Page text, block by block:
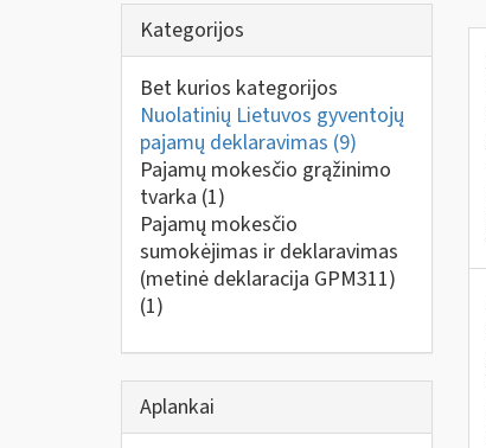
Kategorijos
Bet kurios kategorijos
Nuolatinių Lietuvos gyventojų
pajamų deklaravimas (9)
Pajamų mokesčio grąžinimo
tvarka (1)
Pajamų mokesčio
sumokėjimas ir deklaravimas
(metinė deklaracija GPM311)
(1)
Aplankai